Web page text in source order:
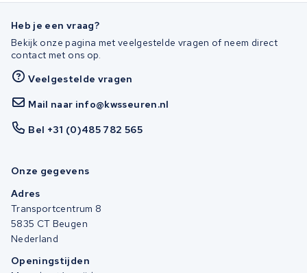
Heb je een vraag?
Bekijk onze pagina met veelgestelde vragen of neem direct
contact met ons op.
Veelgestelde vragen
Mail naar info@kwsseuren.nl
Bel +31 (0)485 782 565
Onze gegevens
Adres
Transportcentrum 8
5835 CT Beugen
Nederland
Openingstijden